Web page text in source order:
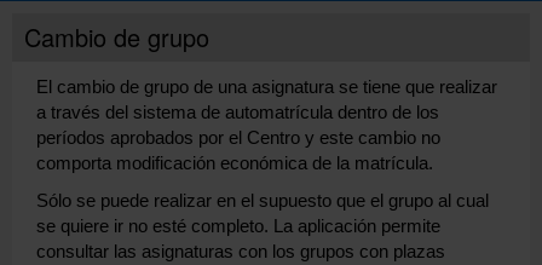
Investigación e innovación
Servicios
Movilidad
Cambio de grupo
El cambio de grupo de una asignatura se tiene que realizar
a través del sistema de automatrícula dentro de los
períodos aprobados por el Centro y este cambio no
comporta modificación económica de la matrícula.
Sólo se puede realizar en el supuesto que el grupo al cual
se quiere ir no esté completo. La aplicación permite
consultar las asignaturas con los grupos con plazas